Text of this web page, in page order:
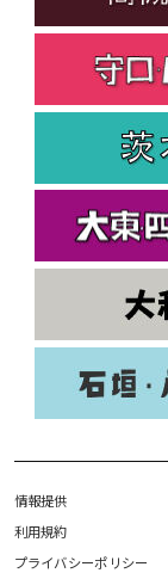
情報提供
利用規約
プライバシーポリシー